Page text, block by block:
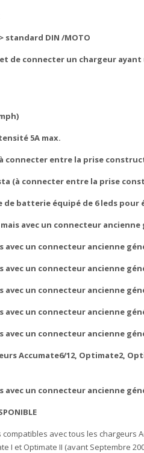
standard DIN /MOTO
de connecter un chargeur
5A max.
connecter entre la prise
(à connecter entre la prise
de batterie équipé de 6 leds pour
avec un connecteur
avec un connecteur ancienne
avec un connecteur ancienne
avec un connecteur ancienne
avec un connecteur ancienne
avec un connecteur ancienne
Accumate6/12, Optimate2,
avec un connecteur ancienne
avec tous les
I et Optimate II (avant Septembre